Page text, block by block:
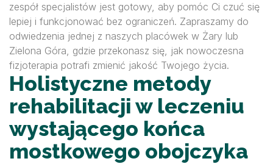
zespół specjalistów jest gotowy, aby pomóc Ci czuć się
lepiej i funkcjonować bez ograniczeń. Zapraszamy do
odwiedzenia jednej z naszych placówek w Żary lub
Zielona Góra, gdzie przekonasz się, jak nowoczesna
fizjoterapia potrafi zmienić jakość Twojego życia.
Holistyczne metody
rehabilitacji w leczeniu
wystającego końca
mostkowego obojczyka